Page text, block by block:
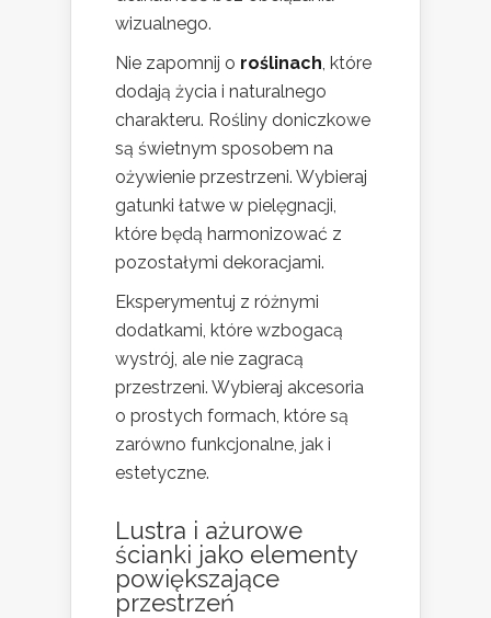
wizualnego.
Nie zapomnij o roślinach, które
dodają życia i naturalnego
charakteru. Rośliny doniczkowe
są świetnym sposobem na
ożywienie przestrzeni. Wybieraj
gatunki łatwe w pielęgnacji,
które będą harmonizować z
pozostałymi dekoracjami.
Eksperymentuj z różnymi
dodatkami, które wzbogacą
wystrój, ale nie zagracą
przestrzeni. Wybieraj akcesoria
o prostych formach, które są
zarówno funkcjonalne, jak i
estetyczne.
Lustra i ażurowe
ścianki jako elementy
powiększające
przestrzeń